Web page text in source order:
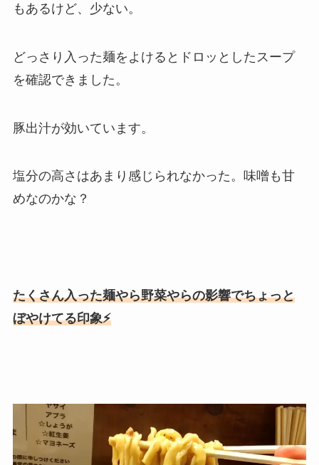
もあるけど、少ない。
どっさり入った麺をよけるとドロッとしたスープ
を確認できました。
豚出汁が効いています。
塩分の高さはあまり感じられなかった。味噌も甘
めなのかな？
たくさん入った麺やら野菜やらの影響でちょっと
ぼやけてる印象⚡